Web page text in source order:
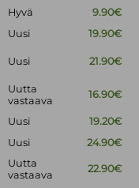
Hyvä
9.90€
Uusi
19.90€
Uusi 21.90€
Uutta
vastaava
16.90€
Uusi
19.20€
Uusi 24.90€
Uutta
vastaava
22.90€